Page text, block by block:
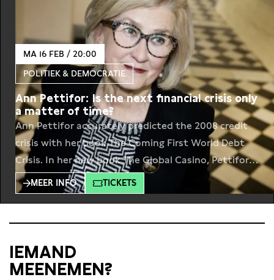
MA 16 FEB / 20:00
POLITIEK & DEMOCRATIE
Ann Pettifor: Is the next financial crisis only
a matter of time?
Ann Pettifor accurately predicted the 2008 credit
crisis with her book The Coming First World Debt
Crisis. In her new book The Global Casino, Pettifor
warns how offshore financial markets, operating
without democratic oversight, are gambling with
Money on which no taxes
MEER INFO TICKETS
IEMAND
MEENEMEN?